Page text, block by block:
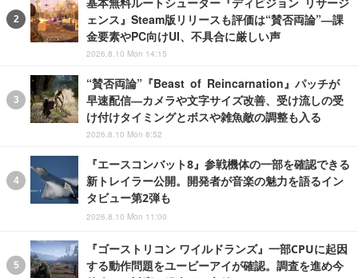
基本無料ルートシューター『ディビジョン リサージ
ェンス』Steam版リリースも評価は“賛否両論”―課
金要素やPC向けUI、不具合に厳しい声
2026.8.10 Mon 14:15
“賛否両論”『Beast of Reincarnation』パッチが
早速配信―カメラや文字サイズ改善、受け流しの受
け付けタイミングとボスや雑魚敵の調整も入る
2026.8.10 Mon 8:52
『エースコンバット8』参戦機体の一部を確認できる
新トレイラー公開。開発者が音楽の魅力を語るイン
タビュー第2弾も
2026.8.10 Mon 11:00
『ゴーストリコン ワイルドランズ』一部CPUに起因
する動作問題をユービーアイが確認。調査を進め今